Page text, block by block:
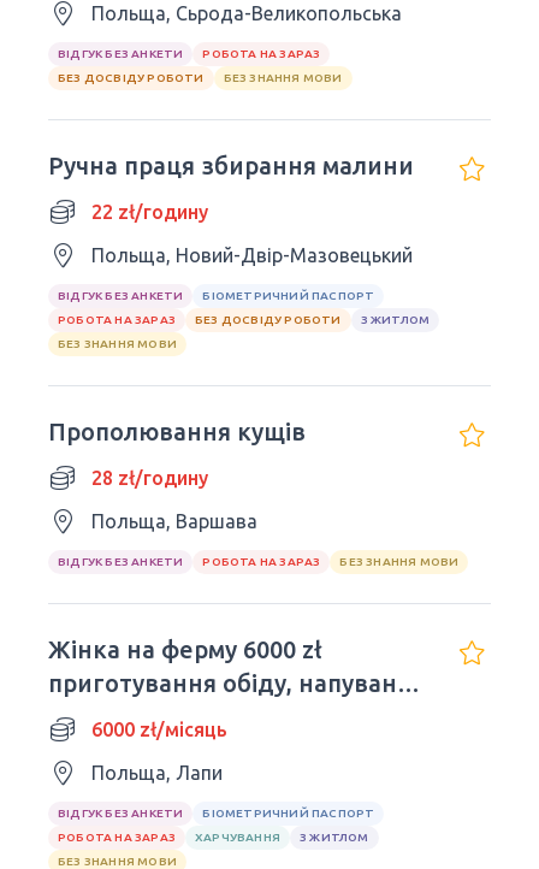
Польща, Сьрода-Великопольська
ВІДГУК БЕЗ АНКЕТИ
РОБОТА НА ЗАРАЗ
БЕЗ ДОСВІДУ РОБОТИ
БЕЗ ЗНАННЯ МОВИ
Ручна праця збирання малини
22 zł/годину
Польща, Новий-Двір-Мазовецький
ВІДГУК БЕЗ АНКЕТИ
БІОМЕТРИЧНИЙ ПАСПОРТ
РОБОТА НА ЗАРАЗ
БЕЗ ДОСВІДУ РОБОТИ
З ЖИТЛОМ
БЕЗ ЗНАННЯ МОВИ
Прополювання кущів
28 zł/годину
Польща, Варшава
ВІДГУК БЕЗ АНКЕТИ РОБОТА НА ЗАРАЗ БЕЗ ЗНАННЯ МОВИ
Жінка на ферму 6000 zł
приготування обіду, напування
телят6000 zł/місяць
Польща, Лапи
ВІДГУК БЕЗ АНКЕТИ
БІОМЕТРИЧНИЙ ПАСПОРТ
РОБОТА НА ЗАРАЗ
ХАРЧУВАННЯ
З ЖИТЛОМ
БЕЗ ЗНАННЯ МОВИ